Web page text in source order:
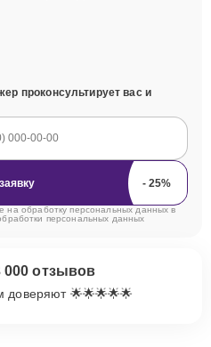
проконсультирует вас и
Отправить заявку
на обработку персональных данных в
персональных данных
000 отзывов
доверяют 🌟🌟🌟🌟🌟